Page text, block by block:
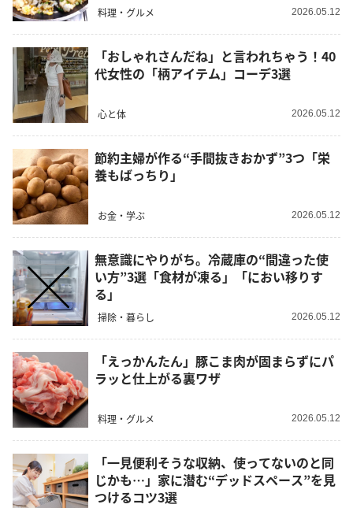
料理・グルメ 2026.05.12
「おしゃれさんだね」と言われちゃう！40
代女性の「柄アイテム」コーデ3選
心と体 2026.05.12
節約主婦が作る“手間抜きおかず”3つ「栄
養もばっちり」
お金・学ぶ 2026.05.12
無意識にやりがち。冷蔵庫の“間違った使
い方”3選「食材が凍る」「におい移りす
る」
掃除・暮らし 2026.05.12
「えっかんたん」豚こま肉が固まらずにパ
ラッと仕上がる裏ワザ
料理・グルメ 2026.05.12
「一見便利そうな収納、使ってないのと同
じかも…」家に潜む“デッドスペース”を見
つけるコツ3選